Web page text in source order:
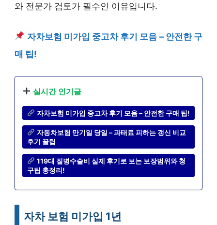
와 전문가 검토가 필수인 이유입니다.
자차보험 미가입 중고차 후기 모음 – 안전한 구
매 팁!
실시간 인기글
자차보험 미가입 중고차 후기 모음 – 안전한 구매 팁!
자동차보험 만기일 당일 – 과태료 피하는 갱신 비교
후기 꿀팁
119대 질병수술비 실제 후기로 보는 보장범위와 청
구팁 총정리!
자차 보험 미가입 1년